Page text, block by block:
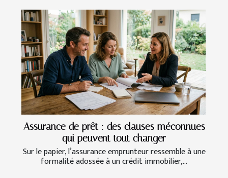
Assurance de prêt : des clauses méconnues
qui peuvent tout changer
Sur le papier, l’assurance emprunteur ressemble à une
formalité adossée à un crédit immobilier,...